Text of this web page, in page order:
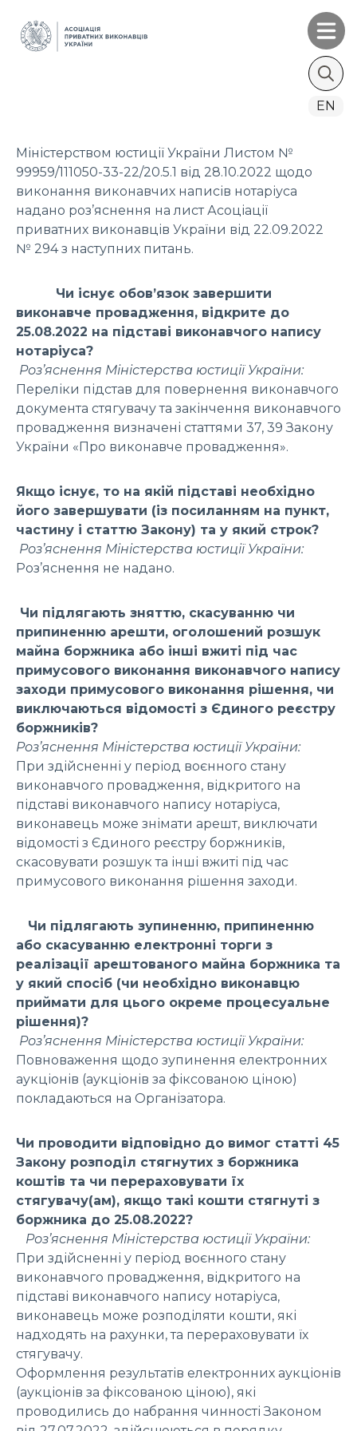
Search
EN
Міністерством юстиції України Листом №
99959/111050-33-22/20.5.1 від 28.10.2022 щодо
виконання виконавчих написів нотаріуса
надано роз’яснення на лист Асоціації
приватних виконавців України від 22.09.2022
№ 294 з наступних питань.
Чи існує обов’язок завершити
виконавче провадження, відкрите до
25.08.2022 на підставі виконавчого напису
нотаріуса?
Роз’яснення Міністерства юстиції України:
Переліки підстав для повернення виконавчого
документа стягувачу та закінчення виконавчого
провадження визначені статтями 37, 39 Закону
України «Про виконавче провадження».
Якщо існує, то на якій підставі необхідно
його завершувати (із посиланням на пункт,
частину і статтю Закону) та у який строк?
Роз’яснення Міністерства юстиції України:
Роз’яснення не надано.
Чи підлягають зняттю, скасуванню чи
припиненню арешти, оголошений розшук
майна боржника або інші вжиті під час
примусового виконання виконавчого напису
заходи примусового виконання рішення, чи
виключаються відомості з Єдиного реєстру
боржників?
Роз’яснення Міністерства юстиції України:
При здійсненні у період воєнного стану
виконавчого провадження, відкритого на
підставі виконавчого напису нотаріуса,
виконавець може знімати арешт, виключати
відомості з Єдиного реєстру боржників,
скасовувати розшук та інші вжиті під час
примусового виконання рішення заходи.
Чи підлягають зупиненню, припиненню
або скасуванню електронні торги з
реалізації арештованого майна боржника та
у який спосіб (чи необхідно виконавцю
приймати для цього окреме процесуальне
рішення)?
Роз’яснення Міністерства юстиції України:
Повноваження щодо зупинення електронних
аукціонів (аукціонів за фіксованою ціною)
покладаються на Організатора.
Чи проводити відповідно до вимог статті 45
Закону розподіл стягнутих з боржника
коштів та чи перераховувати їх
стягувачу(ам), якщо такі кошти стягнуті з
боржника до 25.08.2022?
Роз’яснення Міністерства юстиції України:
При здійсненні у період воєнного стану
виконавчого провадження, відкритого на
підставі виконавчого напису нотаріуса,
виконавець може розподіляти кошти, які
надходять на рахунки, та перераховувати їх
стягувачу.
Оформлення результатів електронних аукціонів
(аукціонів за фіксованою ціною), які
проводились до набрання чинності Законом